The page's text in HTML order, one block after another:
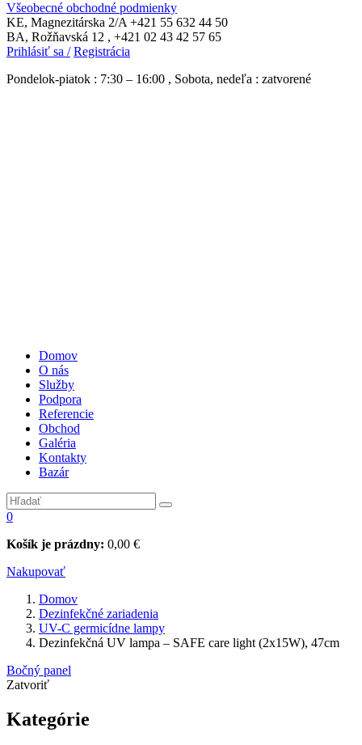
Všeobecné obchodné podmienky
KE, Magnezitárska 2/A +421 55 632 44 50
BA, Rožňavská 12 , +421 02 43 42 57 65
Prihlásiť sa / Registrácia
Pondelok-piatok : 7:30 – 16:00 , Sobota, nedeľa : zatvorené
Domov
O nás
Služby
Podpora
Referencie
Obchod
Galéria
Kontakty
Bazár
0
Košík je prázdny: 0,00 €
Nakupovať
Domov
Dezinfekčné zariadenia
UV-C germicídne lampy
Dezinfekčná UV lampa – SAFE care light (2x15W), 47cm
Bočný panel
Zatvoriť
Kategórie